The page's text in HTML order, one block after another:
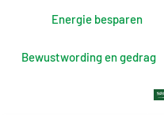
inhoud
Energie besparen
Bewustwording en gedrag